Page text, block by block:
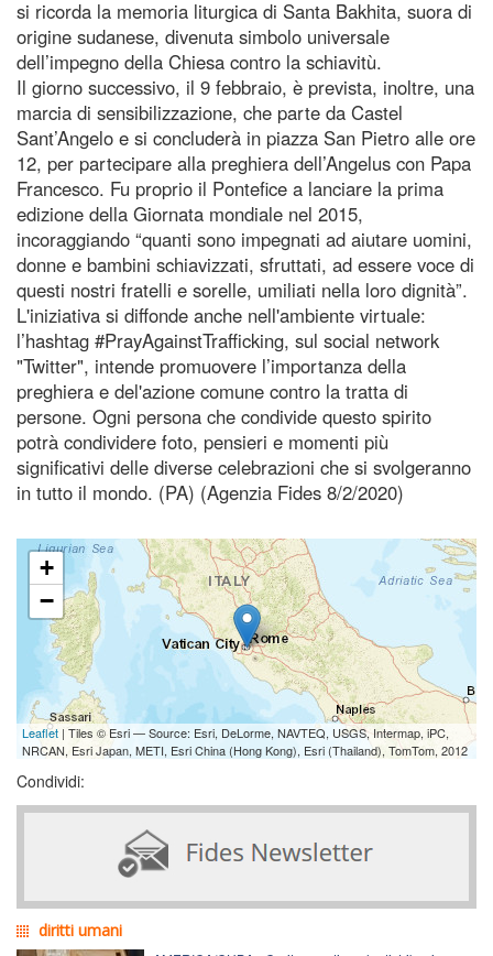
si ricorda la memoria liturgica di Santa Bakhita, suora di
origine sudanese, divenuta simbolo universale
dell’impegno della Chiesa contro la schiavitù.
Il giorno successivo, il 9 febbraio, è prevista, inoltre, una
marcia di sensibilizzazione, che parte da Castel
Sant’Angelo e si concluderà in piazza San Pietro alle ore
12, per partecipare alla preghiera dell’Angelus con Papa
Francesco. Fu proprio il Pontefice a lanciare la prima
edizione della Giornata mondiale nel 2015,
incoraggiando “quanti sono impegnati ad aiutare uomini,
donne e bambini schiavizzati, sfruttati, ad essere voce di
questi nostri fratelli e sorelle, umiliati nella loro dignità”.
L'iniziativa si diffonde anche nell'ambiente virtuale:
l’hashtag #PrayAgainstTrafficking, sul social network
"Twitter", intende promuovere l’importanza della
preghiera e del'azione comune contro la tratta di
persone. Ogni persona che condivide questo spirito
potrà condividere foto, pensieri e momenti più
significativi delle diverse celebrazioni che si svolgeranno
in tutto il mondo. (PA) (Agenzia Fides 8/2/2020)
+
−
Leaflet | Tiles © Esri — Source: Esri, DeLorme, NAVTEQ, USGS, Intermap, iPC,
NRCAN, Esri Japan, METI, Esri China (Hong Kong), Esri (Thailand), TomTom, 2012
Condividi:
diritti umani